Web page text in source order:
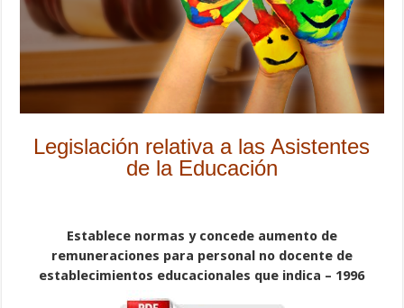
Legislación relativa a las Asistentes
de la Educación
Establece normas y concede aumento de
remuneraciones para personal no docente de
establecimientos educacionales que indica – 1996